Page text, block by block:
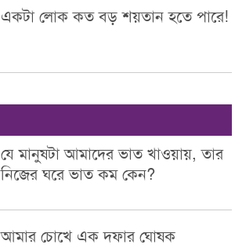
একটা লোক কত বড় শয়তান হতে পারে!
যে মানুষটা আমাদের ভাত খাওয়ায়, তার
নিজের ঘরে ভাত কম কেন?
আমার চোখে এক দফার ঘোষক